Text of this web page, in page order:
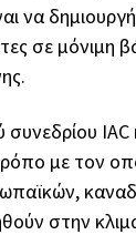
να
σε
IAC
με τον
στην